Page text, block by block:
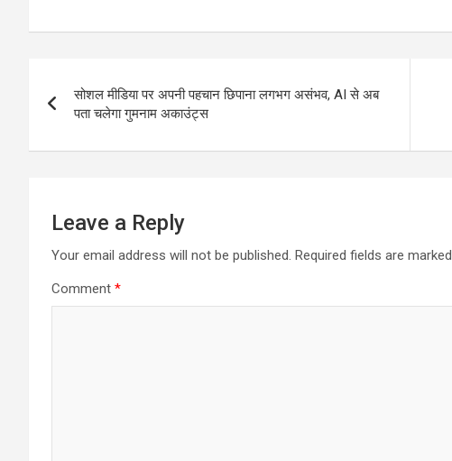
navigation
सोशल मीडिया पर अपनी पहचान छिपाना लगभग असंभव, AI से अब
पता चलेगा गुमनाम अकाउंट्स
Leave a Reply
Your email address will not be published. Required fields are marked
Comment *